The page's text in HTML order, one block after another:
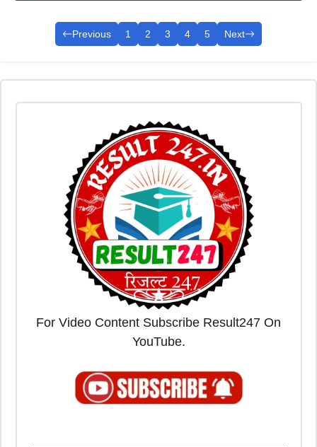
Previous 1 2 3 4 5 Next
For Video Content Subscribe Result247 On
YouTube.